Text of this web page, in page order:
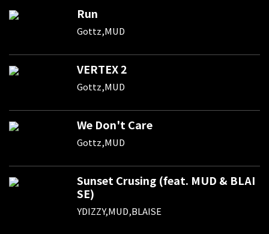
Run
Gottz,MUD
VERTEX 2
Gottz,MUD
We Don't Care
Gottz,MUD
Sunset Crusing (feat. MUD & BLAI
SE)
YDIZZY,MUD,BLAISE